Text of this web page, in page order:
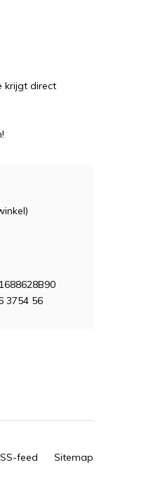
krijgt direct
3754 56
feed Sitemap